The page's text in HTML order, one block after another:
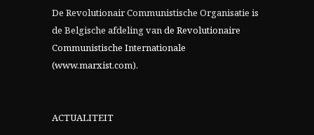
De Revolutionair Communistische Organisatie is
de Belgische afdeling vande Revolutionaire
Communistische Internationale
(www.marxist.com).
ACTUALITEIT